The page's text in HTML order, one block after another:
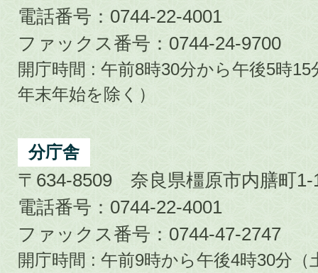
電話番号：0744-22-4001
ファックス番号：0744-24-9700
開庁時間 : 午前8時30分から午後5時
年末年始を除く）
分庁舎
〒634-8509 奈良県橿原市内膳町1-
電話番号：0744-22-4001
ファックス番号：0744-47-2747
開庁時間 : 午前9時から午後4時30分